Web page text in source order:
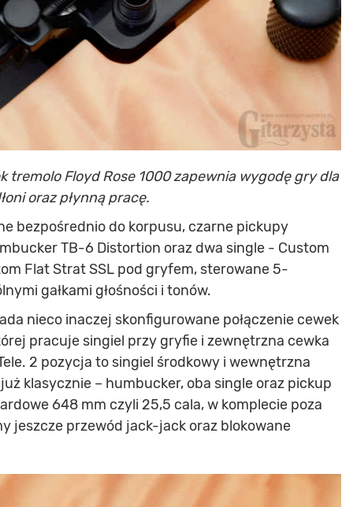
tremolo Floyd Rose 1000 zapewnia wygodę gry dla
oraz płynną pracę.
bezpośrednio do korpusu, czarne pickupy
TB-6 Distortion oraz dwa single - Custom
Flat Strat SSL pod gryfem, sterowane 5-
gałkami głośności i tonów.
nieco inaczej skonfigurowane połączenie cewek
pracuje singiel przy gryfie i zewnętrzna cewka
2 pozycja to singiel środkowy i wewnętrzna
klasycznie – humbucker, oba single oraz pickup
648 mm czyli 25,5 cala, w komplecie poza
jeszcze przewód jack-jack oraz blokowane